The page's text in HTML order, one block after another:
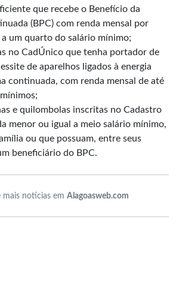
que recebe o Benefício da
(BPC) com renda mensal por
um quarto do salário mínimo;
no CadÚnico que tenha portador de
de aparelhos ligados à energia
continuada, com renda mensal de até
e quilombolas inscritas no Cadastro
menor ou igual a meio salário mínimo,
ou que possuam, entre seus
beneficiário do BPC.
mais notícias em Alagoasweb.com